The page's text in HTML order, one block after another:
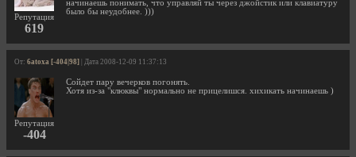
Репутация
619
начинаешь понимать, что управляй ты через джойстик или клавиатуру
было бы неудобнее. )))
От: 6atoxa [-404|98] | Дата 2008-12-09 11:37:13
Репутация
-404
Сойдет пару вечерков погонять.
Хотя из-за "клюквы" нормально не прицелишся. хихикать начинаешь )